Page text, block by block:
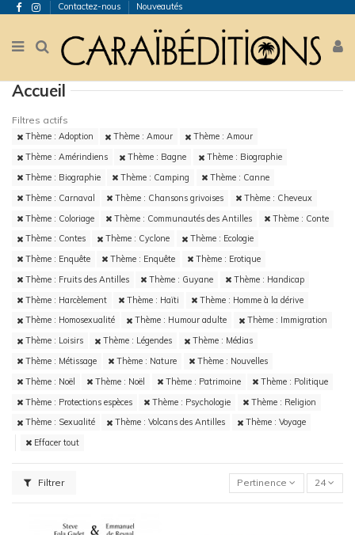
Contactez-nous Nouveautés
Accueil
Filtres actifs
Thème : Adoption Thème : Amour
Thème : Amour
Thème : Amérindiens
Thème : Bagne
Thème : Biographie
Thème : Biographie
Thème : Camping
Thème : Canne
Thème : Carnaval
Thème : Chansons grivoises
Thème : Cheveux
Thème : Coloriage
Thème : Communautés des Antilles
Thème : Conte
Thème : Contes
Thème : Cyclone
Thème : Ecologie
Thème : Enquête
Thème : Enquête
Thème : Erotique
Thème : Fruits des Antilles
Thème : Guyane
Thème : Handicap
Thème : Harcèlement
Thème : Haïti
Thème : Homme à la dérive
Thème : Homosexualité
Thème : Humour adulte
Thème : Immigration
Thème : Loisirs
Thème : Légendes
Thème : Médias
Thème : Métissage
Thème : Nature
Thème : Nouvelles
Thème : Noël
Thème : Noël Thème : Patrimoine
Thème : Politique
Thème : Protections espèces
Thème : Psychologie
Thème : Religion
Thème : Sexualité
Thème : Volcans des Antilles
Thème : Voyage
Effacer tout
Filtrer Pertinence 24